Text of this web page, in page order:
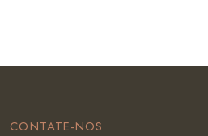
CONTATE-NOS